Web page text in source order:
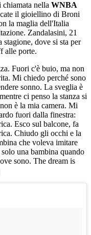
nella WNBA
il gioiellino di Broni
la maglia dell'Italia
Zandalasini, 21
dove si sta per
alle porte.
Fuori c'è buio, ma non
Mi chiedo perché sono
sonno. La sveglia è
ci penso la stanza si
è la mia camera. Mi
fuori dalla finestra:
Esco sul balcone, fa
Chiudo gli occhi e la
che voleva imitare
una bambina quando
sono. The dream is